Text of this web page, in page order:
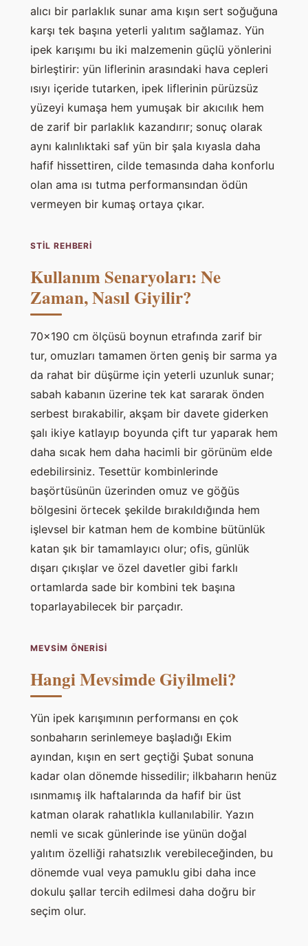
alıcı bir parlaklık sunar ama kışın sert soğuğuna
karşı tek başına yeterli yalıtım sağlamaz. Yün
ipek karışımı bu iki malzemenin güçlü yönlerini
birleştirir: yün liflerinin arasındaki hava cepleri
ısıyı içeride tutarken, ipek liflerinin pürüzsüz
yüzeyi kumaşa hem yumuşak bir akıcılık hem
de zarif bir parlaklık kazandırır; sonuç olarak
aynı kalınlıktaki saf yün bir şala kıyasla daha
hafif hissettiren, cilde temasında daha konforlu
olan ama ısı tutma performansından ödün
vermeyen bir kumaş ortaya çıkar.
STIL REHBERI
Kullanım Senaryoları: Ne
Zaman, Nasıl Giyilir?
70×190 cm ölçüsü boynun etrafında zarif bir
tur, omuzları tamamen örten geniş bir sarma ya
da rahat bir düşürme için yeterli uzunluk sunar;
sabah kabanın üzerine tek kat sararak önden
serbest bırakabilir, akşam bir davete giderken
şalı ikiye katlayıp boyunda çift tur yaparak hem
daha sıcak hem daha hacimli bir görünüm elde
edebilirsiniz. Tesettür kombinlerinde
başörtüsünün üzerinden omuz ve göğüs
bölgesini örtecek şekilde bırakıldığında hem
işlevsel bir katman hem de kombine bütünlük
katan şık bir tamamlayıcı olur; ofis, günlük
dışarı çıkışlar ve özel davetler gibi farklı
ortamlarda sade bir kombini tek başına
toparlayabilecek bir parçadır.
MEVSIM ÖNERISI
Hangi Mevsimde Giyilmeli?
Yün ipek karışımının performansı en çok
sonbaharın serinlemeye başladığı Ekim
ayından, kışın en sert geçtiği Şubat sonuna
kadar olan dönemde hissedilir; ilkbaharın henüz
ısınmamış ilk haftalarında da hafif bir üst
katman olarak rahatlıkla kullanılabilir. Yazın
nemli ve sıcak günlerinde ise yünün doğal
yalıtım özelliği rahatsızlık verebileceğinden, bu
dönemde vual veya pamuklu gibi daha ince
dokulu şallar tercih edilmesi daha doğru bir
seçim olur.